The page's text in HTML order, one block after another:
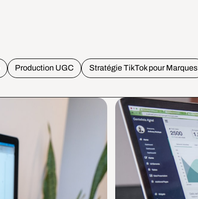
Production UGC Stratégie TikTok pour Marques